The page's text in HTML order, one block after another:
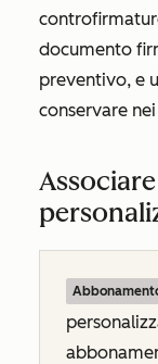
documento
preventivo, e
conservare